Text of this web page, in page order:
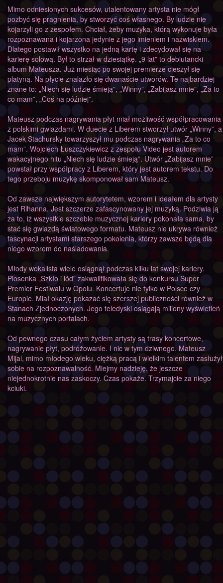
Mimo odniesionych sukcesów, utalentowany artysta nie mógł
pozbyć się pragnienia, by stworzyć coś własnego. By ludzie nie
kojarzyli go z zespołem. Chciał, żeby muzyka, którą wykonuje była
rozpoznawana i kojarzona jedynie z jego imieniem i nazwiskiem.
Dlatego postawił wszystko na jedną kartę i zdecydował się na
karierę solową. Był to strzał w dziesiątkę. „9 lat” to debiutancki
album Mateusza. Już miesiąc po swojej premierze cieszył się
platyną. Na płycie znalazło się dwanaście utworów. Te najbardziej
znane to: „Niech się ludzie śmieją”, „Winny”, „Zabijasz mnie”, „Za to
co mam”, „Coś na później”.
Mateusz podczas nagrywania płyt miał możliwość współpracowania
z polskimi gwiazdami. W duecie z Liberem stworzył utwór „Winny”, a
Jacek Stachursky towarzyszył mu podczas nagrywania „Za to co
mam”. Wojciech Łuszczykiewicz z zespołu Video jest autorem
wakacyjnego hitu „Niech się ludzie śmieją”. Utwór „Zabijasz mnie”
powstał przy współpracy z Liberem, który jest autorem tekstu. Do
tego przeboju muzykę skomponował sam Mateusz.
Od zawsze największym autorytetem, wzorem i ideałem dla artysty
jest Rihanna. Jest szczerze zafascynowany jej muzyką. Podziwia ją
za to, iż wszystkie szczeble muzycznej kariery pokonała sama, by
stać się gwiazdą światowego formatu. Mateusz nie ukrywa również
fascynacji artystami starszego pokolenia, którzy zawsze będą dla
niego wzorem do naśladowania.
Młody wokalista wiele osiągnął podczas kilku lat swojej kariery.
Piosenka „Szkło i lód” zakwalifikowała się do konkursu Super
Premier Festiwalu w Opolu. Koncertuje nie tylko w Polsce czy
Europie. Miał okazję pokazać się szerszej publiczności również w
Stanach Zjednoczonych. Jego teledyski osiągają miliony wyświetleń
na muzycznych portalach.
Od pewnego czasu całym życiem artysty są trasy koncertowe,
nagrywanie płyt, podróżowanie. I nic w tym dziwnego. Mateusz
Mijal, mimo młodego wieku, ciężką pracą i wielkim talentem zasłużył
sobie na rozpoznawalność. Miejmy nadzieję, że jeszcze
niejednokrotnie nas zaskoczy. Czas pokaże. Trzymajcie za niego
kciuki.